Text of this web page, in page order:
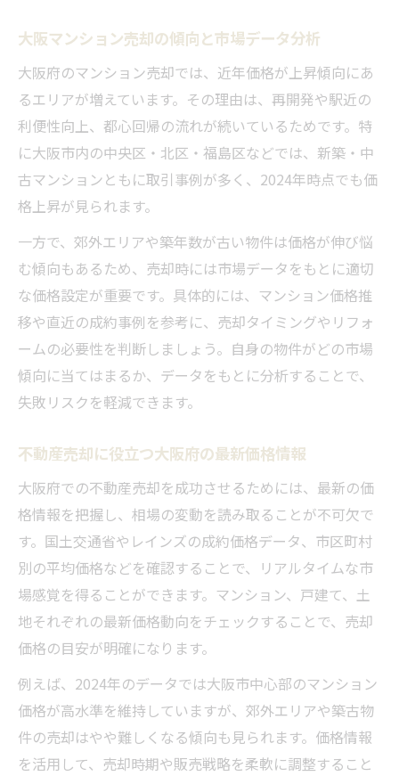
法
価格推移を把握して不動産売却を有利に進
める
高値売却を狙うなら知っておきたい傾向
不動産売却で高値を実現する大阪府の傾向
マンション売却相場大阪の値動きを活かす
コツ
大阪マンション価格が下がる前に売却する
秘訣
価格推移データを活かしたタイミング選び
高値売却に必要な大阪のデータ分析手法
不動産売却を成功に導くデータ活用術
不動産売却で必須の大阪府データ活用ポイ
ント
市場データを比較して売却戦略を立てる方
大阪マンション売却に役立つ最新情報の集
め方
不動産売却を有利に進めるデータ分析のコ
大阪の不動産売却データで判断力を高める
今注目される大阪府の売却タイミングとは
不動産売却で最適な大阪府のタイミングを
探る
マンション価格が下がる前の売却判断基準
大阪新築マンション価格推移と売却時期の
大阪マンション売却の傾向と市場データ分析
大阪府のマンション売却では、近年価格が上昇傾向にあ
るエリアが増えています。その理由は、再開発や駅近の
利便性向上、都心回帰の流れが続いているためです。特
に大阪市内の中央区・北区・福島区などでは、新築・中
古マンションともに取引事例が多く、2024年時点でも価
格上昇が見られます。
一方で、郊外エリアや築年数が古い物件は価格が伸び悩
む傾向もあるため、売却時には市場データをもとに適切
な価格設定が重要です。具体的には、マンション価格推
移や直近の成約事例を参考に、売却タイミングやリフォ
ームの必要性を判断しましょう。自身の物件がどの市場
傾向に当てはまるか、データをもとに分析することで、
失敗リスクを軽減できます。
不動産売却に役立つ大阪府の最新価格情報
大阪府での不動産売却を成功させるためには、最新の価
格情報を把握し、相場の変動を読み取ることが不可欠で
す。国土交通省やレインズの成約価格データ、市区町村
別の平均価格などを確認することで、リアルタイムな市
場感覚を得ることができます。マンション、戸建て、土
地それぞれの最新価格動向をチェックすることで、売却
価格の目安が明確になります。
例えば、2024年のデータでは大阪市中心部のマンション
価格が高水準を維持していますが、郊外エリアや築古物
件の売却はやや難しくなる傾向も見られます。価格情報
を活用して、売却時期や販売戦略を柔軟に調整すること